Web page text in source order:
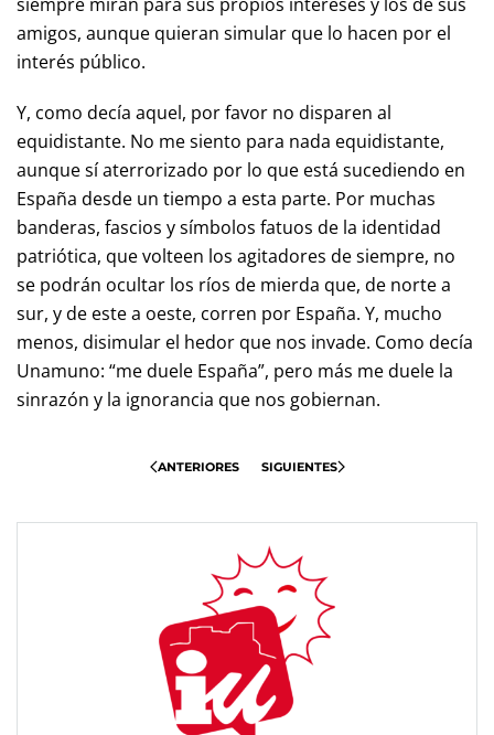
amigos, aunque quieran simular que lo hacen por el
interés público.
Y, como decía aquel, por favor no disparen al
equidistante. No me siento para nada equidistante,
aunque sí aterrorizado por lo que está sucediendo en
España desde un tiempo a esta parte. Por muchas
banderas, fascios y símbolos fatuos de la identidad
patriótica, que volteen los agitadores de siempre, no
se podrán ocultar los ríos de mierda que, de norte a
sur, y de este a oeste, corren por España. Y, mucho
menos, disimular el hedor que nos invade. Como decía
Unamuno: “me duele España”, pero más me duele la
sinrazón y la ignorancia que nos gobiernan.
ANTERIORES SIGUIENTES